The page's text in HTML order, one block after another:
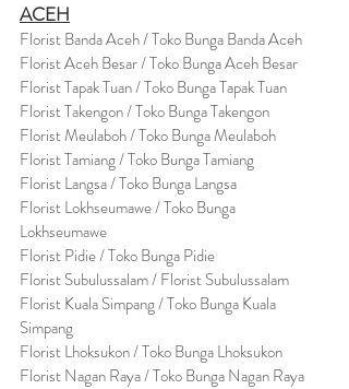
ACEH
Florist Banda Aceh / Toko Bunga Banda Aceh
Florist Aceh Besar / Toko Bunga Aceh Besar
Florist Tapak Tuan / Toko Bunga Tapak Tuan
Florist Takengon / Toko Bunga Takengon
Florist Meulaboh / Toko Bunga Meulaboh
Florist Tamiang / Toko Bunga Tamiang
Florist Langsa / Toko Bunga Langsa
Florist Lokhseumawe / Toko Bunga
Lokhseumawe
Florist Pidie / Toko Bunga Pidie
Florist Subulussalam / Florist Subulussalam
Florist Kuala Simpang / Toko Bunga Kuala
Simpang
Florist Lhoksukon / Toko Bunga Lhoksukon
Florist Nagan Raya / Toko Bunga Nagan Raya